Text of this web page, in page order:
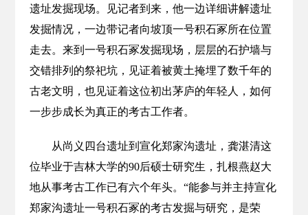
遗址发掘现场。见记者到来，他一边详细讲解遗址
发掘情况，一边带记者向坡顶一号积石冢所在位置
走去。来到一号积石冢发掘现场，层层的石护墙与
交错排列的祭祀坑，见证着被黄土掩埋了数千年的
古老文明，也见证着这位初出茅庐的年轻人，如何
一步步成长为真正的考古工作者。
从尚义四台遗址到宣化郑家沟遗址，龚湛清这
位毕业于吉林大学的90后硕士研究生，扎根燕赵大
地从事考古工作已有六个年头。“能参与并主持宣化
郑家沟遗址一号积石冢的考古发掘与研究，是荣